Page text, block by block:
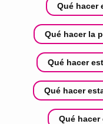
Qué hacer
Qué hacer la
Qué hacer
Qué hacer
Qué hacer